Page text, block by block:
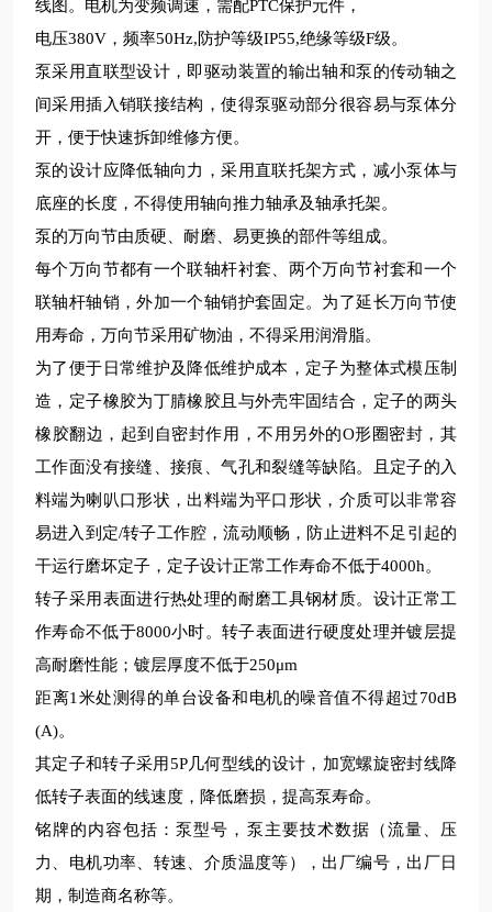
线图。电机为变频调速，需配PTC保护元件，
电压380V，频率50Hz,防护等级IP55,绝缘等级F级。
泵采用直联型设计，即驱动装置的输出轴和泵的传动轴之
间采用插入销联接结构，使得泵驱动部分很容易与泵体分
开，便于快速拆卸维修方便。
泵的设计应降低轴向力，采用直联托架方式，减小泵体与
底座的长度，不得使用轴向推力轴承及轴承托架。
泵的万向节由质硬、耐磨、易更换的部件等组成。
每个万向节都有一个联轴杆衬套、两个万向节衬套和一个
联轴杆轴销，外加一个轴销护套固定。为了延长万向节使
用寿命，万向节采用矿物油，不得采用润滑脂。
为了便于日常维护及降低维护成本，定子为整体式模压制
造，定子橡胶为丁腈橡胶且与外壳牢固结合，定子的两头
橡胶翻边，起到自密封作用，不用另外的O形圈密封，其
工作面没有接缝、接痕、气孔和裂缝等缺陷。且定子的入
料端为喇叭口形状，出料端为平口形状，介质可以非常容
易进入到定/转子工作腔，流动顺畅，防止进料不足引起的
干运行磨坏定子，定子设计正常工作寿命不低于4000h。
转子采用表面进行热处理的耐磨工具钢材质。设计正常工
作寿命不低于8000小时。转子表面进行硬度处理并镀层提
高耐磨性能；镀层厚度不低于250μm
距离1米处测得的单台设备和电机的噪音值不得超过70dB
(A)。
其定子和转子采用5P几何型线的设计，加宽螺旋密封线降
低转子表面的线速度，降低磨损，提高泵寿命。
铭牌的内容包括：泵型号，泵主要技术数据（流量、压
力、电机功率、转速、介质温度等），出厂编号，出厂日
期，制造商名称等。